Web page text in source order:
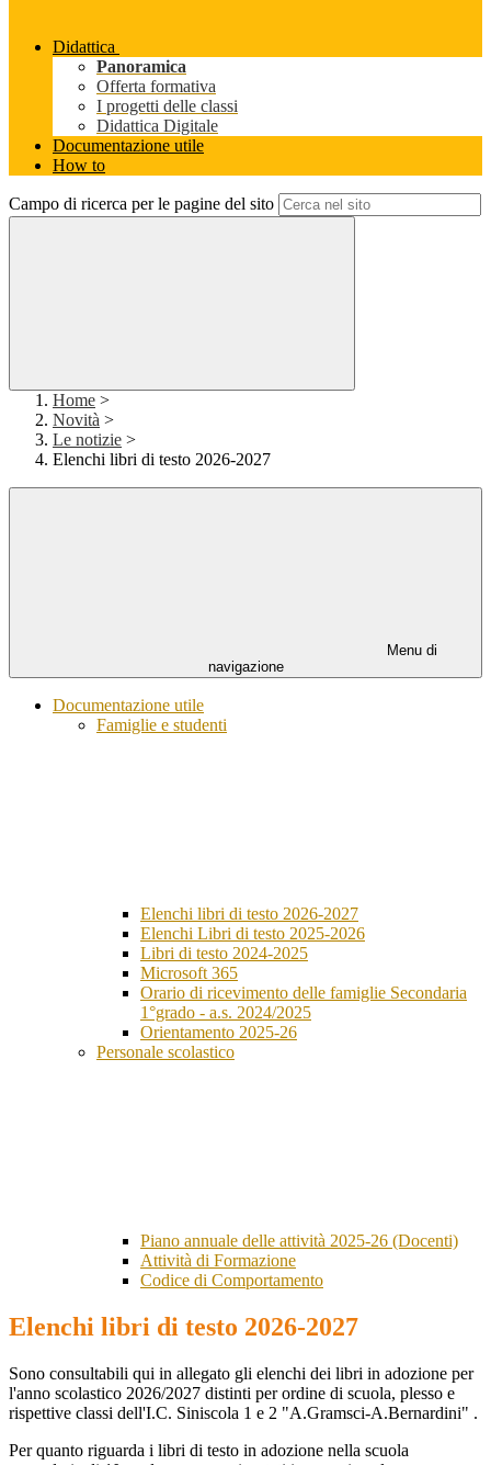
Didattica
Panoramica
Offerta formativa
I progetti delle classi
Didattica Digitale
Documentazione utile
How to
Campo di ricerca per le pagine del sito
Home >
Novità >
Le notizie >
Elenchi libri di testo 2026-2027
Menu di
navigazione
Documentazione utile
Famiglie e studenti
Elenchi libri di testo 2026-2027
Elenchi Libri di testo 2025-2026
Libri di testo 2024-2025
Microsoft 365
Orario di ricevimento delle famiglie Secondaria
1°grado - a.s. 2024/2025
Orientamento 2025-26
Personale scolastico
Piano annuale delle attività 2025-26 (Docenti)
Attività di Formazione
Codice di Comportamento
Elenchi libri di testo 2026-2027
Sono consultabili qui in allegato gli elenchi dei libri in adozione per
l'anno scolastico 2026/2027 distinti per ordine di scuola, plesso e
rispettive classi dell'I.C. Siniscola 1 e 2 "A.Gramsci-A.Bernardini" .
Per quanto riguarda i libri di testo in adozione nella scuola